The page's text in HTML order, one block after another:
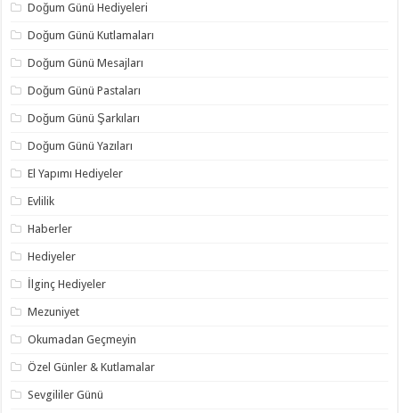
Doğum Günü Hediyeleri
Doğum Günü Kutlamaları
Doğum Günü Mesajları
Doğum Günü Pastaları
Doğum Günü Şarkıları
Doğum Günü Yazıları
El Yapımı Hediyeler
Evlilik
Haberler
Hediyeler
İlginç Hediyeler
Mezuniyet
Okumadan Geçmeyin
Özel Günler & Kutlamalar
Sevgililer Günü